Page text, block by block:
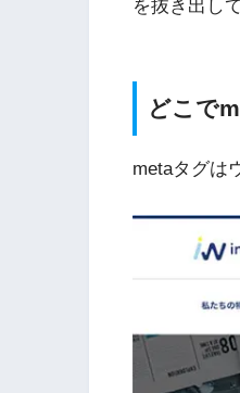
を抜き出し
どこで
metaタグは